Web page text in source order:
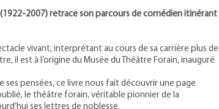
2007) retrace son parcours de comédien itinérant
vivant, interprétant au cours de sa carrière plus de
il est à l’origine du Musée du Théâtre Forain, inauguré
ses pensées, ce livre nous fait découvrir une page
le théâtre forain, véritable pionnier de la
ses lettres de noblesse.